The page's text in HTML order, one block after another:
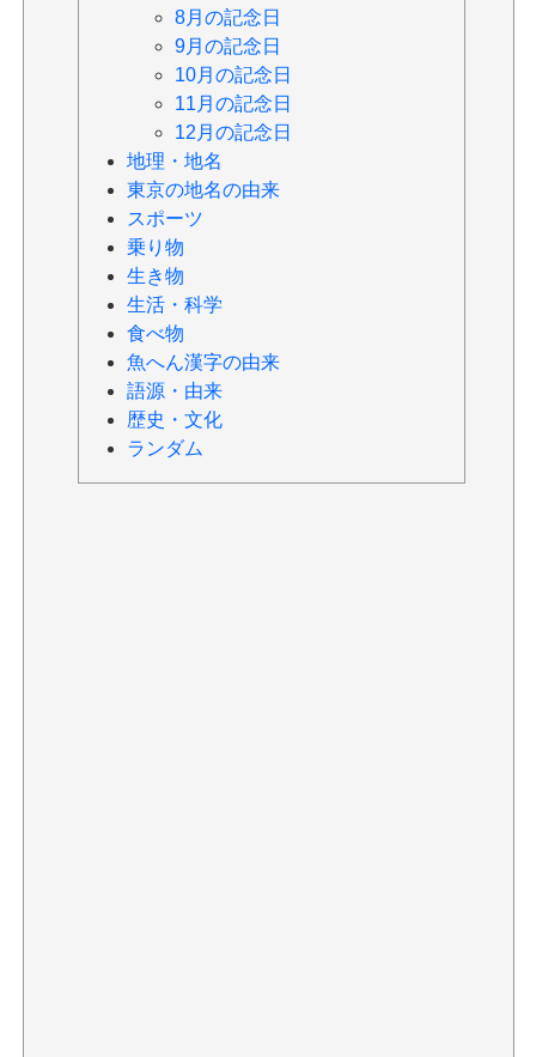
8月の記念日
9月の記念日
10月の記念日
11月の記念日
12月の記念日
地理・地名
東京の地名の由来
スポーツ
乗り物
生き物
生活・科学
食べ物
魚へん漢字の由来
語源・由来
歴史・文化
ランダム